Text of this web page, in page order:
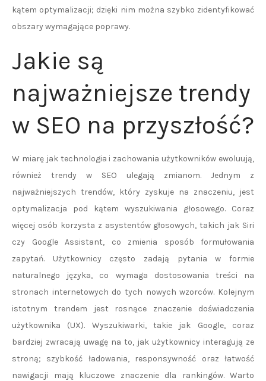
kątem optymalizacji; dzięki nim można szybko zidentyfikować
obszary wymagające poprawy.
Jakie są
najważniejsze trendy
w SEO na przyszłość?
W miarę jak technologia i zachowania użytkowników ewoluują,
również trendy w SEO ulegają zmianom. Jednym z
najważniejszych trendów, który zyskuje na znaczeniu, jest
optymalizacja pod kątem wyszukiwania głosowego. Coraz
więcej osób korzysta z asystentów głosowych, takich jak Siri
czy Google Assistant, co zmienia sposób formułowania
zapytań. Użytkownicy często zadają pytania w formie
naturalnego języka, co wymaga dostosowania treści na
stronach internetowych do tych nowych wzorców. Kolejnym
istotnym trendem jest rosnące znaczenie doświadczenia
użytkownika (UX). Wyszukiwarki, takie jak Google, coraz
bardziej zwracają uwagę na to, jak użytkownicy interagują ze
stroną; szybkość ładowania, responsywność oraz łatwość
nawigacji mają kluczowe znaczenie dla rankingów. Warto